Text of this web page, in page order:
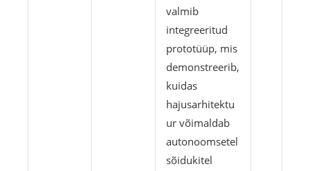
valmib
integreeritud
prototüüp, mis
demonstreerib,
kuidas
hajusarhitektu
ur võimaldab
autonoomsetel
sõidukitel